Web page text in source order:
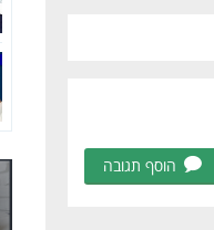
הוסף תגובה